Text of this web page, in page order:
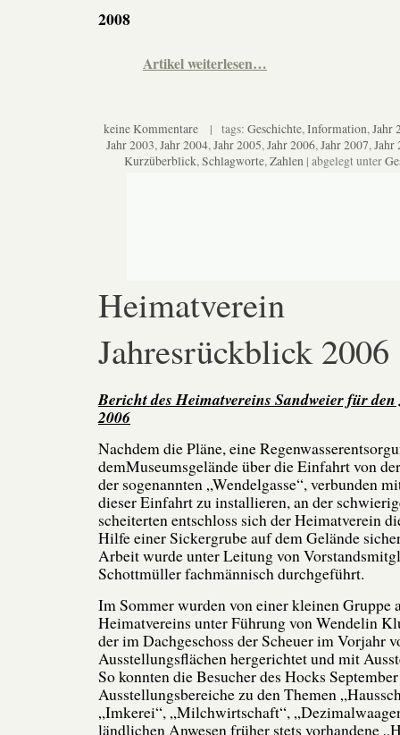
2008
Artikel weiterlesen…
keine Kommentare | tags: Geschichte,Information,Jahr
Jahr 2003,Jahr 2004,Jahr 2005,Jahr 2006,Jahr 2007,Jahr
Kurzüberblick,Schlagworte,Zahlen| abgelegt unter
Heimatverein
Jahresrückblick 2006
Bericht des Heimatvereins Sandweier für
2006
Nachdem die Pläne, eine
demMuseumsgelände über die Einfahrt von
der sogenannten „Wendelgasse“, verbunden
dieser Einfahrt zu installieren, an der
scheiterten entschloss sich der Heimatverein
Hilfe einer Sickergrube auf dem Gelände
Arbeit wurde unter Leitung von
Schottmüller fachmännisch durchgeführt.
Im Sommer wurden von einer kleinen Gruppe
Heimatvereins unter Führung von Wendelin
der im Dachgeschoss der Scheuer im Vorjahr
Ausstellungsflächen hergerichtet und mit
So konnten die Besucher des Hocks
Ausstellungsbereiche zu den Themen
„Imkerei“, „Milchwirtschaft“,
ländlichen Anwesen früher stets vorhandene